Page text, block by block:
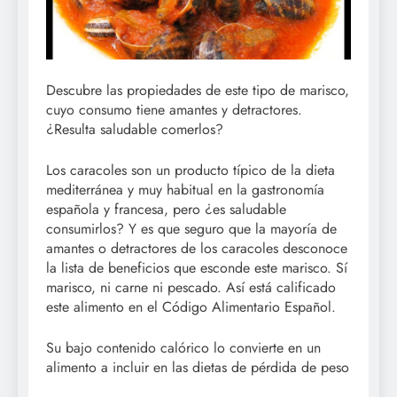
Descubre las propiedades de este tipo de marisco,
cuyo consumo tiene amantes y detractores.
¿Resulta saludable comerlos?
Los caracoles son un producto típico de la dieta
mediterránea y muy habitual en la gastronomía
española y francesa, pero ¿es saludable
consumirlos? Y es que seguro que la mayoría de
amantes o detractores de los caracoles desconoce
la lista de beneficios que esconde este marisco. Sí
marisco, ni carne ni pescado. Así está calificado
este alimento en el Código Alimentario Español.
Su bajo contenido calórico lo convierte en un
alimento a incluir en las dietas de pérdida de peso